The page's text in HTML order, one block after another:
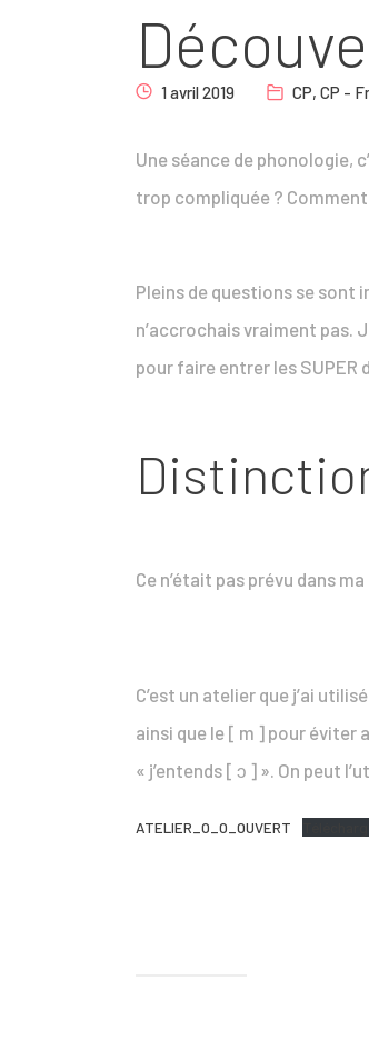
1 avril 2019 CP, CP -
Une séance de phonologie,
trop compliquée ? Comment
Pleins de questions se sont
n’accrochais vraiment pas.
pour faire entrer les SUPER
Ce n’était pas prévu dans
C’est un atelier que j’ai
ainsi que le [ m ] pour éviter
« j’entends [ ɔ ] ». On peut
ATELIER_O_O_OUVERT